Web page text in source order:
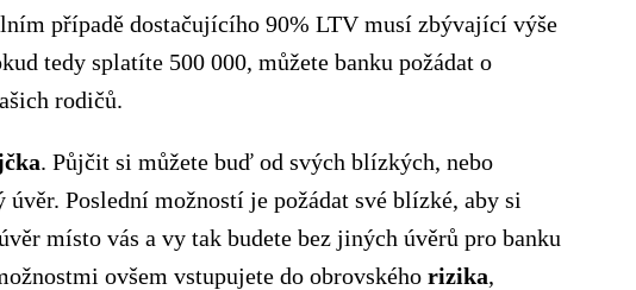
případě dostačujícího 90% LTV musí zbývající výše
tedy splatíte 500 000, můžete banku požádat o
rodičů.
. Půjčit si můžete buď od svých blízkých, nebo
úvěr. Poslední možností je požádat své blízké, aby si
místo vás a vy tak budete bez jiných úvěrů pro banku
ovšem vstupujete do obrovského rizika,